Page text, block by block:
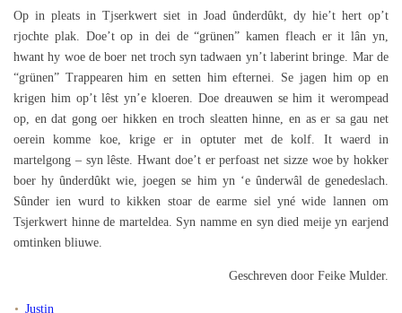
Op in pleats in Tjserkwert siet in Joad ûnderdûkt, dy hie’t hert op’t
rjochte plak. Doe’t op in dei de “grünen” kamen fleach er it lân yn,
hwant hy woe de boer net troch syn tadwaen yn’t laberint bringe. Mar de
“grünen” Trappearen him en setten him efternei. Se jagen him op en
krigen him op’t lêst yn’e kloeren. Doe dreauwen se him it werompead
op, en dat gong oer hikken en troch sleatten hinne, en as er sa gau net
oerein komme koe, krige er in optuter met de kolf. It waerd in
martelgong – syn lêste. Hwant doe’t er perfoast net sizze woe by hokker
boer hy ûnderdûkt wie, joegen se him yn ‘e ûnderwâl de genedeslach.
Sûnder ien wurd to kikken stoar de earme siel yné wide lannen om
Tsjerkwert hinne de marteldea. Syn namme en syn died meije yn earjend
omtinken bliuwe.
Geschreven door Feike Mulder.
Justin